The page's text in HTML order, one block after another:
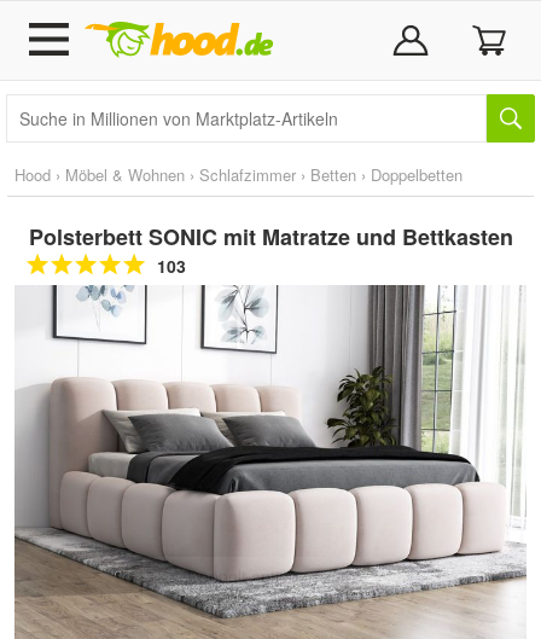
Hood › Möbel & Wohnen › Schlafzimmer › Betten › Doppelbetten
Polsterbett SONIC mit Matratze und Bettkasten
103
Doppelt antippen zum
vergrößern